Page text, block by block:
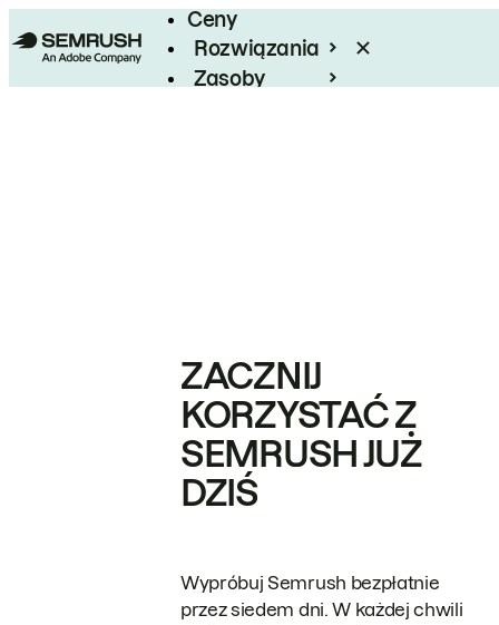
Ceny
Rozwiązania
Zasoby
ZACZNIJ
KORZYSTAĆ Z
SEMRUSH JUŻ
DZIŚ
Wypróbuj Semrush bezpłatnie
przez siedem dni. W każdej chwili